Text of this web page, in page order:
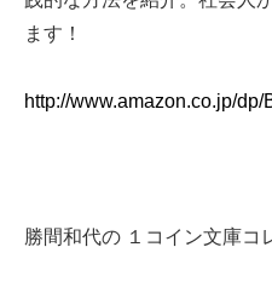
ます！
http://www.amazon.co.jp/
勝間和代の １コイン文庫コ